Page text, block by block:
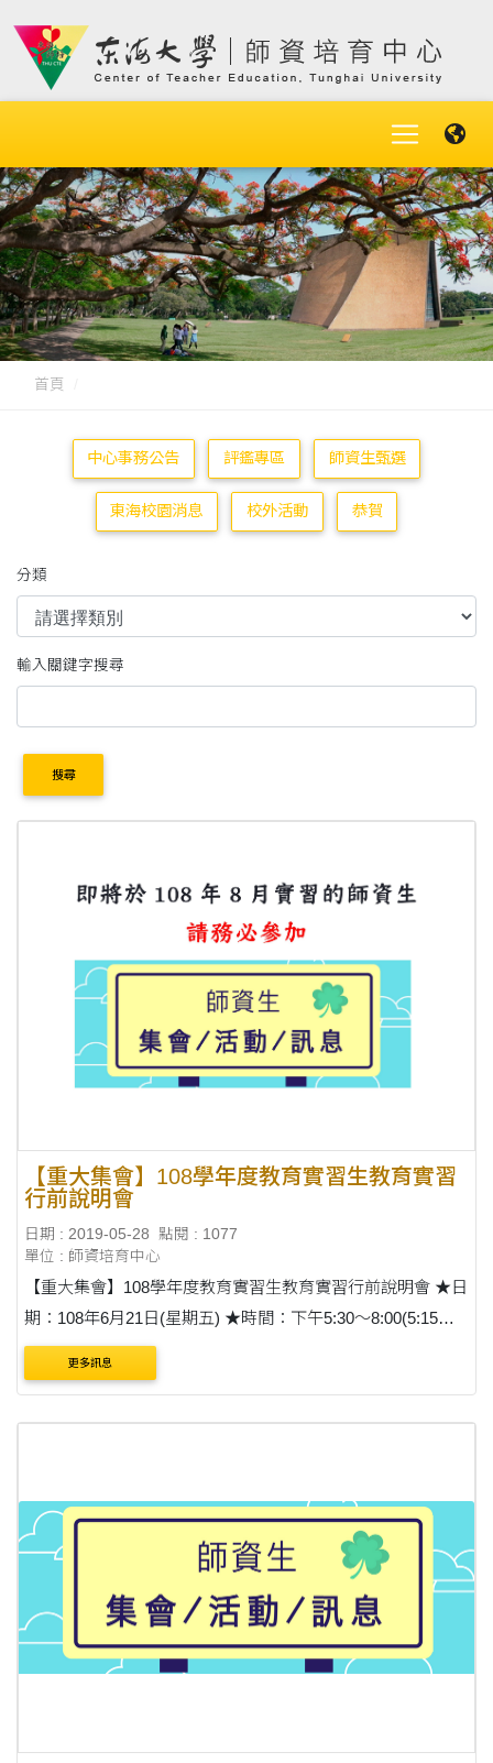
首頁
中心事務公告 評鑑專區 師資生甄選
東海校園消息 校外活動 恭賀
分類
輸入關鍵字搜尋
搜尋
【重大集會】108學年度教育實習生教育實習
行前說明會
日期 : 2019-05-28
點閱 : 1077
單位 : 師資培育中心
【重大集會】108學年度教育實習生教育實習行前說明會 ★日
期：108年6月21日(星期五) ★時間：下午5:30～8:00(5:15開
始簽到) ★地點：東大附中行政大樓5樓視聽室 ★參加對象：
即將於108年8月實習的師資生，請務必參加。 ....
更多訊息